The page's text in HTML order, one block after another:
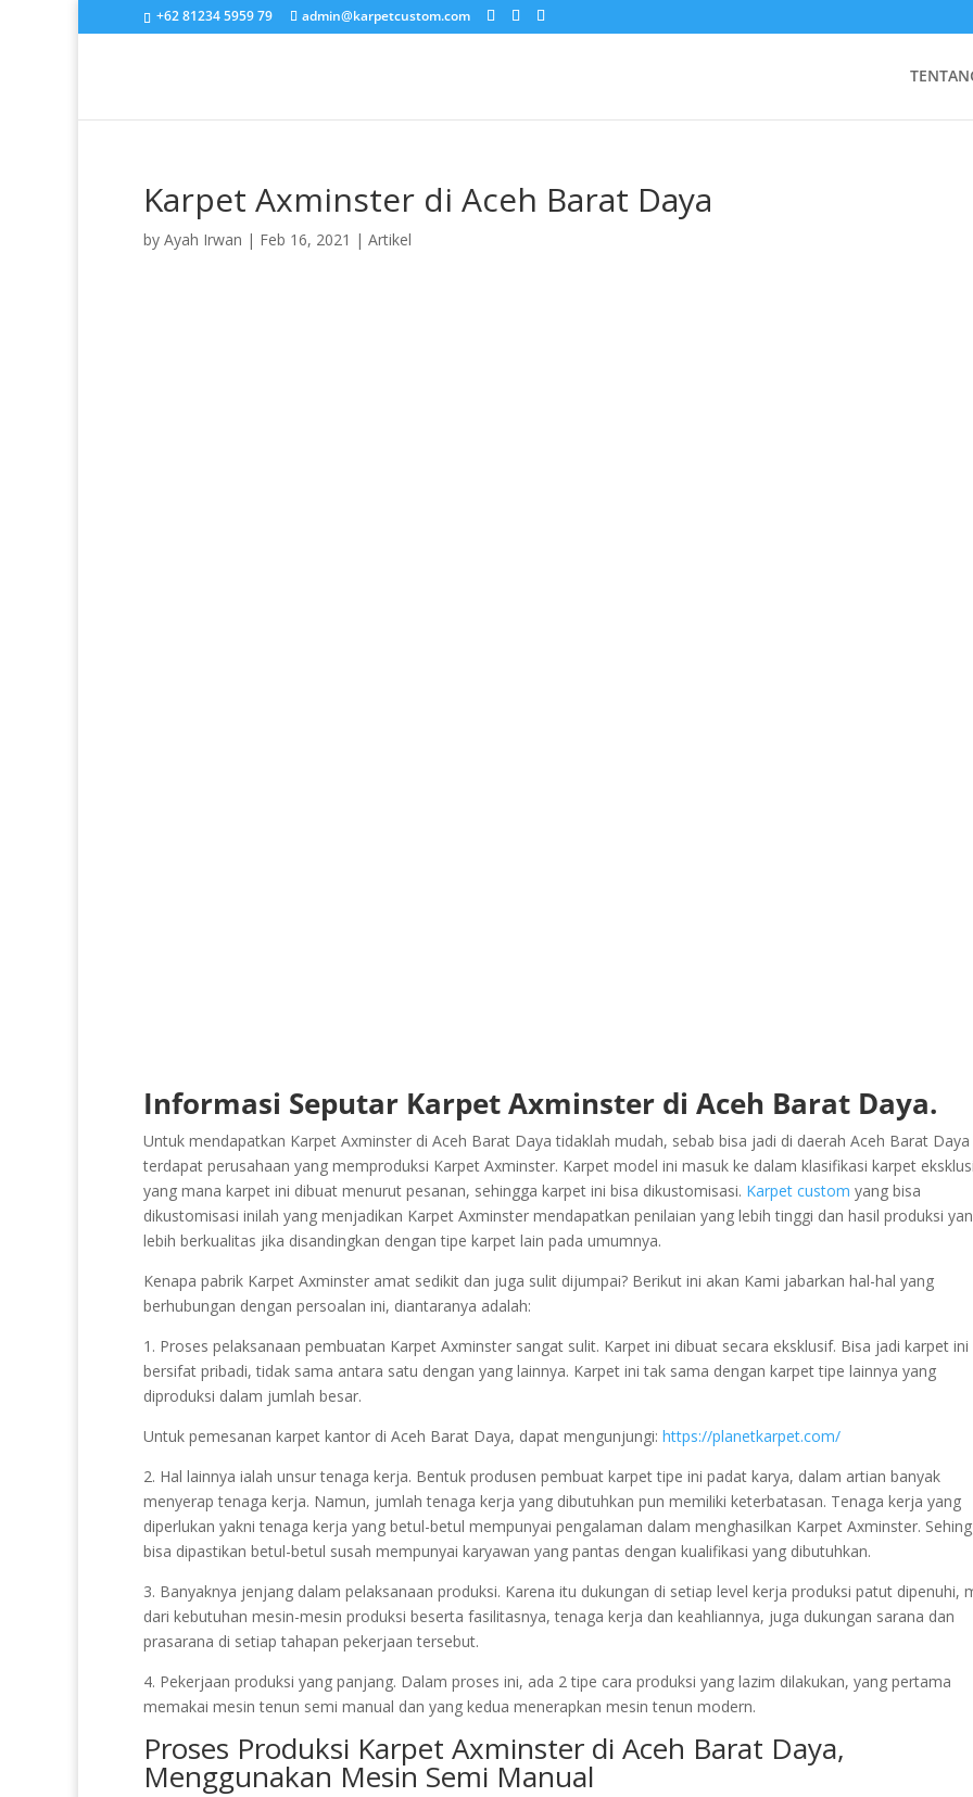
+62 81234 5959 79 admin@karpetcustom.com
Karpet Axminster di Aceh Barat Daya
by Ayah Irwan | Feb 16, 2021 | Artikel
Informasi Seputar Karpet Axminster di Aceh Barat Daya.
Untuk mendapatkan Karpet Axminster di Aceh Barat Daya tidaklah mudah, sebab bisa jadi di daerah Aceh Barat
terdapat perusahaan yang memproduksi Karpet Axminster. Karpet model ini masuk ke dalam klasifikasi karpet
yang mana karpet ini dibuat menurut pesanan, sehingga karpet ini bisa dikustomisasi. Karpet custom yang bisa
dikustomisasi inilah yang menjadikan Karpet Axminster mendapatkan penilaian yang lebih tinggi dan hasil produksi
lebih berkualitas jika disandingkan dengan tipe karpet lain pada umumnya.
Kenapa pabrik Karpet Axminster amat sedikit dan juga sulit dijumpai? Berikut ini akan Kami jabarkan hal-hal yang
berhubungan dengan persoalan ini, diantaranya adalah:
1. Proses pelaksanaan pembuatan Karpet Axminster sangat sulit. Karpet ini dibuat secara eksklusif. Bisa jadi karpet ini
bersifat pribadi, tidak sama antara satu dengan yang lainnya. Karpet ini tak sama dengan karpet tipe lainnya yang
diproduksi dalam jumlah besar.
Untuk pemesanan karpet kantor di Aceh Barat Daya, dapat mengunjungi: https://planetkarpet.com/
2. Hal lainnya ialah unsur tenaga kerja. Bentuk produsen pembuat karpet tipe ini padat karya, dalam artian banyak
menyerap tenaga kerja. Namun, jumlah tenaga kerja yang dibutuhkan pun memiliki keterbatasan. Tenaga kerja yang
diperlukan yakni tenaga kerja yang betul-betul mempunyai pengalaman dalam menghasilkan Karpet Axminster.
bisa dipastikan betul-betul susah mempunyai karyawan yang pantas dengan kualifikasi yang dibutuhkan.
3. Banyaknya jenjang dalam pelaksanaan produksi. Karena itu dukungan di setiap level kerja produksi patut dipenuhi,
dari kebutuhan mesin-mesin produksi beserta fasilitasnya, tenaga kerja dan keahliannya, juga dukungan sarana dan
prasarana di setiap tahapan pekerjaan tersebut.
4. Pekerjaan produksi yang panjang. Dalam proses ini, ada 2 tipe cara produksi yang lazim dilakukan, yang pertama
memakai mesin tenun semi manual dan yang kedua menerapkan mesin tenun modern.
Proses Produksi Karpet Axminster di Aceh Barat Daya,
Menggunakan Mesin Semi Manual